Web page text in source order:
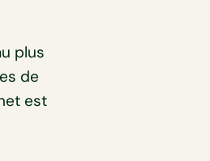
plus
de
est